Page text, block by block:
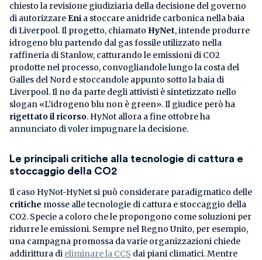
chiesto la revisione giudiziaria della decisione del governo
di autorizzareEni a stoccare anidride carbonica nella baia
di Liverpool. Il progetto, chiamato HyNet, intende produrre
idrogeno blu partendo dal gas fossile utilizzato nella
raffineria di Stanlow, catturando le emissioni di CO2
prodotte nel processo, convogliandole lungo la costa del
Galles del Nord e stoccandole appunto sotto la baia di
Liverpool. Il no da parte degli attivisti è sintetizzato nello
slogan «L’idrogeno blu non è green». Il giudice però ha
rigettato il ricorso. HyNot allora a fine ottobre ha
annunciato di voler impugnare la decisione.
Le principali critiche alla tecnologie di cattura e
stoccaggio della CO2
Il caso HyNot-HyNet si può considerare paradigmatico delle
critiche mosse alle tecnologie di cattura e stoccaggio della
CO2. Specie a coloro che le propongono come soluzioni per
ridurre le emissioni. Sempre nel Regno Unito, per esempio,
una campagna promossa da varie organizzazioni chiede
addirittura di eliminare la CCS dai piani climatici. Mentre